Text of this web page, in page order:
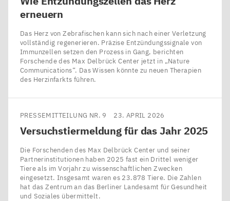
erneuern
Das Herz von Zebrafischen kann sich nach einer Verletzung
vollständig regenerieren. Präzise Entzündungssignale von
Immunzellen setzen den Prozess in Gang, berichten
Forschende des Max Delbrück Center jetzt in ​„Nature
Communications“. Das Wissen könnte zu neuen Therapien
des Herzinfarkts führen.
PRESSEMITTEILUNG NR. 9 23. APRIL 2026
Versuchstiermeldung für das Jahr 2025
Die Forschenden des Max Delbrück Center und seiner
Partnerinstitutionen haben 2025 fast ein Drittel weniger
Tiere als im Vorjahr zu wissenschaftlichen Zwecken
eingesetzt. Insgesamt waren es 23.878 Tiere. Die Zahlen
hat das Zentrum an das Berliner Landesamt für Gesundheit
und Soziales übermittelt.